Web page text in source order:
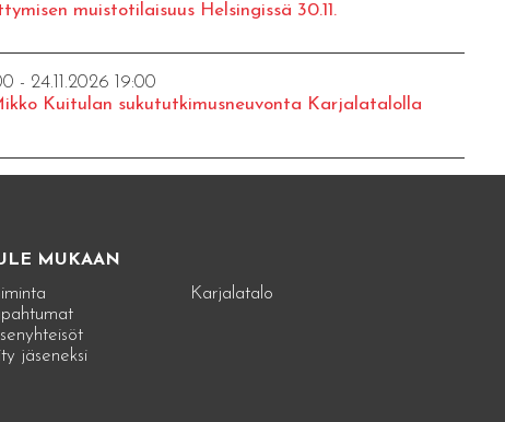
muistotilaisuus Helsingissä 30.11.
- 24.11.2026 19:00
Kuitulan sukututkimusneuvonta Karjalatalolla
MUKAAN
jäseneksi
Karjalatalo